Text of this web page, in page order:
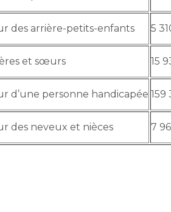
des arrière-petits-enfants 5
et sœurs 15
d’une personne handicapée 159
des neveux et nièces 7